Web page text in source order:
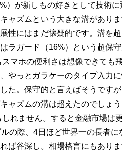
）が新しもの好きとして技術
ャズムという大きな溝があり
性にはまだ懐疑的です。溝を
ラガード（16%）という超保
マホの便利さは想像できても
やっとガラケーのタイプ入力
た。保守的と言えばそうです
ャズムの溝は超えたのでしょ
れません。すると金融市場は
の際、4日ほど世界一の長者
ば谷深し。相場格言にもあり